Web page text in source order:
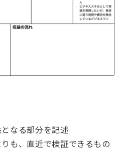
なる部分を記述
も、直近で検証できるもの